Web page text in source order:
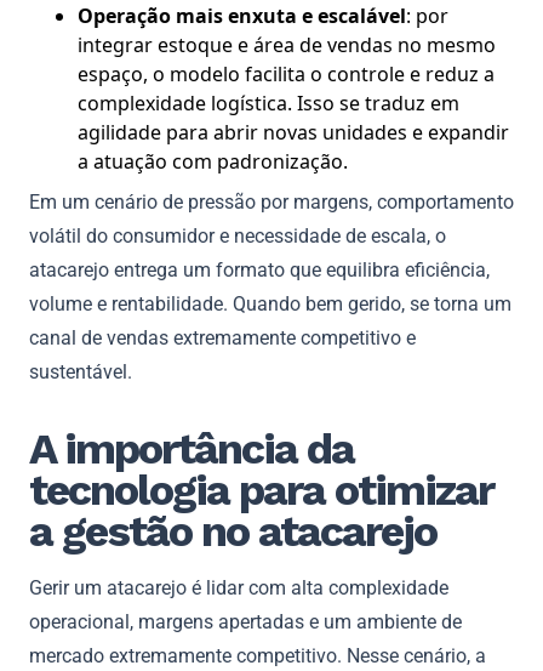
Operação mais enxuta e escalável: por
integrar estoque e área de vendas no mesmo
espaço, o modelo facilita o controle e reduz a
complexidade logística. Isso se traduz em
agilidade para abrir novas unidades e expandir
a atuação com padronização.
Em um cenário de pressão por margens, comportamento
volátil do consumidor e necessidade de escala, o
atacarejo entrega um formato que equilibra eficiência,
volume e rentabilidade. Quando bem gerido, se torna um
canal de vendas extremamente competitivo e
sustentável.
A importância da
tecnologia para otimizar
a gestão no atacarejo
Gerir um atacarejo é lidar com alta complexidade
operacional, margens apertadas e um ambiente de
mercado extremamente competitivo. Nesse cenário, a